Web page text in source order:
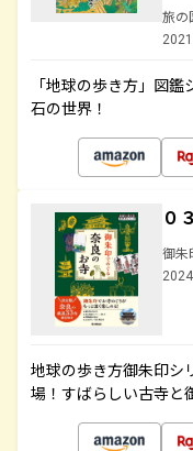
旅の
「地球の歩き方」図
石の世界！
０
御朱
地球の歩き方御朱印シ
場！すばらしい古寺と